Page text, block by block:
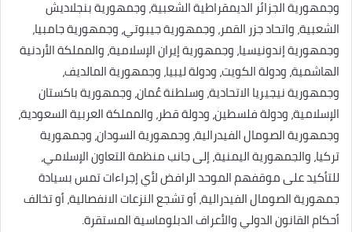
وجمهورية الجزائر الديمقراطية الشعبية، وجمهورية بنجلاديش
الشعبية، واتحاد جزر القمر، وجمهورية جيبوتي، وجمهورية جامبيا،
وجمهورية إندونيسيا، وجمهورية إيران الإسلامية، والمملكة الأردنية
الهاشمية، ودولة الكويت، ودولة ليبيا، وجمهورية المالديف،
وجمهورية نيجيريا الاتحادية، وسلطنة عُمان، وجمهورية باكستان
الإسلامية، ودولة فلسطين، ودولة قطر، والمملكة العربية السعودية،
وجمهورية الصومال الفيدرالية، وجمهورية السودان، وجمهورية
تركيا، والجمهورية اليمنية، إلى جانب منظمة التعاون الإسلامي،
للتأكيد على موقفهم الموحد الرافض لأي إجراءات تمس بسيادة
جمهورية الصومال الفيدرالية، أو تشجع النزعات الانفصالية، أو تخالف
أحكام القانون الدولي والأعراف الدبلوماسية المستقرة.